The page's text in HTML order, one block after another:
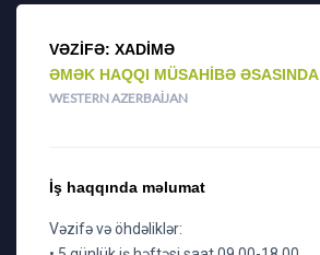
VƏZIFƏ: XADIMƏ
ƏMƏK HAQQI MÜSAHIBƏ ƏSASINDA
WESTERN AZERBAIJAN
İş haqqında məlumat
Vəzifə və öhdəliklər: